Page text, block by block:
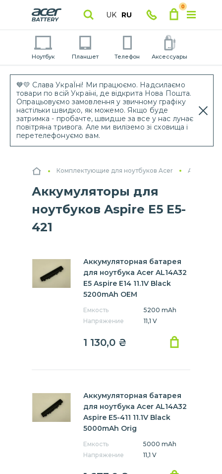
💙💛 Слава УкраЇні! Ми працюємо. Надсилаємо
товари по всій Україні, де відкрита Нова Пошта.
Опрацьовуємо замовлення у звичному графіку
настільки швидко, як можемо. Якщо буде
затримка - пробачте, швидше за все у нас лунає
повітряна тривога. Але ми виліземо зі сховища і
перетелефонуємо вам.
UK RU
0
Ноутбук Планшет Телефон Аксессуары
Комплектующие для ноутбуков Acer
Аккумуляторы для
ноутбуков Aspire E5 E5-
421
Аккумуляторная батарея
для ноутбука Acer AL14A32
E5 Aspire E14 11.1V Black
5200mAh OEM
Емкость
5200 mAh
Напряжение
11,1 V
1 130,0 ₴
Аккумуляторная батарея
для ноутбука Acer AL14A32
Aspire E5-411 11.1V Black
5000mAh Orig
Емкость
5000 mAh
Напряжение
11,1 V